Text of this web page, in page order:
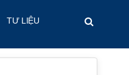
TƯ LIỆU